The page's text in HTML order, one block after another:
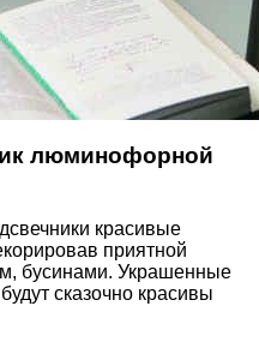
люминофорной
красивые
приятной
бусинами. Украшенные
сказочно красивы